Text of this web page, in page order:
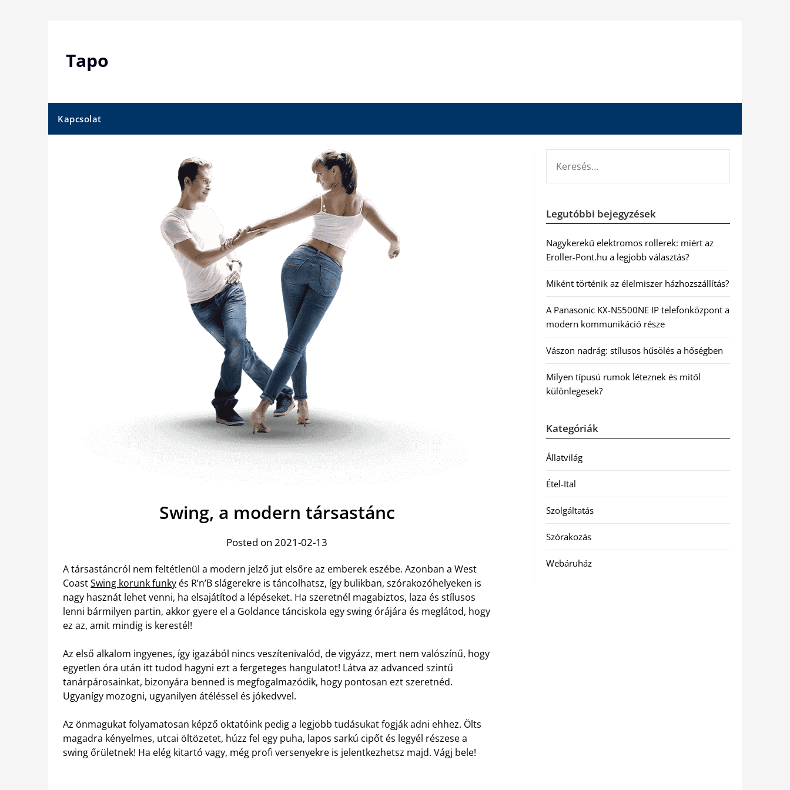
Tapo
Kapcsolat
Swing, a modern társastánc
Posted on 2021-02-13
A társastáncról nem feltétlenül a modern jelző jut elsőre az emberek eszébe. Azonban a West
CoastSwing korunk funky és R’n’B slágerekre is táncolhatsz, így bulikban, szórakozóhelyeken is
nagy hasznát lehet venni, ha elsajátítod a lépéseket. Ha szeretnél magabiztos, laza és stílusos
lenni bármilyen partin, akkor gyere el a Goldance tánciskola egy swing órájára és meglátod, hogy
ez az, amit mindig is kerestél!
Az első alkalom ingyenes, így igazából nincs veszítenivalód, de vigyázz, mert nem valószínű, hogy
egyetlen óra után itt tudod hagyni ezt a fergeteges hangulatot! Látva az advanced szintű
tanárpárosainkat, bizonyára benned is megfogalmazódik, hogy pontosan ezt szeretnéd.
Ugyanígy mozogni, ugyanilyen átéléssel és jókedvvel.
Az önmagukat folyamatosan képző oktatóink pedig a legjobb tudásukat fogják adni ehhez. Ölts
magadra kényelmes, utcai öltözetet, húzz fel egy puha, lapos sarkú cipőt és legyél részese a
swing őrületnek! Ha elég kitartó vagy, még profi versenyekre is jelentkezhetsz majd. Vágj bele!
Legutóbbi bejegyzések
Nagykerekű elektromos rollerek: miért az
Eroller-Pont.hu a legjobb választás?
Miként történik az élelmiszer házhozszállítás?
A Panasonic KX-NS500NE IP telefonközpont a
modern kommunikáció része
Vászon nadrág: stílusos hűsölés a hőségben
Milyen típusú rumok léteznek és mitől
különlegesek?
Kategóriák
Állatvilág
Étel-Ital
Szolgáltatás
Szórakozás
Webáruház